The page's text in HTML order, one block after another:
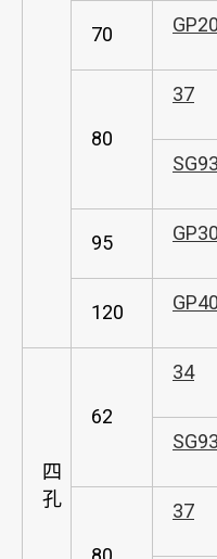
70 GP20
80
37
95 GP30
120 GP40
四
孔
62
34
37